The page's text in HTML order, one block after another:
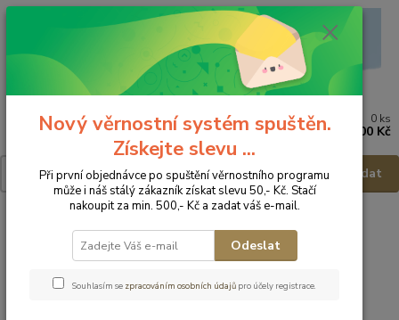
Menu
Hledat
0 ks
0,00 Kč
Protetika Dětské tenisky Keny gris - vel.33
Protetika Dětské tenisky Keny
gris - vel.33
Nový věrnostní systém spuštěn.
Získejte slevu ...
Při první objednávce po spuštění věrnostního programu
může i náš stálý zákazník získat slevu 50,- Kč. Stačí
nakoupit za min. 500,- Kč a zadat váš e-mail.
Odeslat
Souhlasím se zpracováním osobních údajů pro účely registrace.